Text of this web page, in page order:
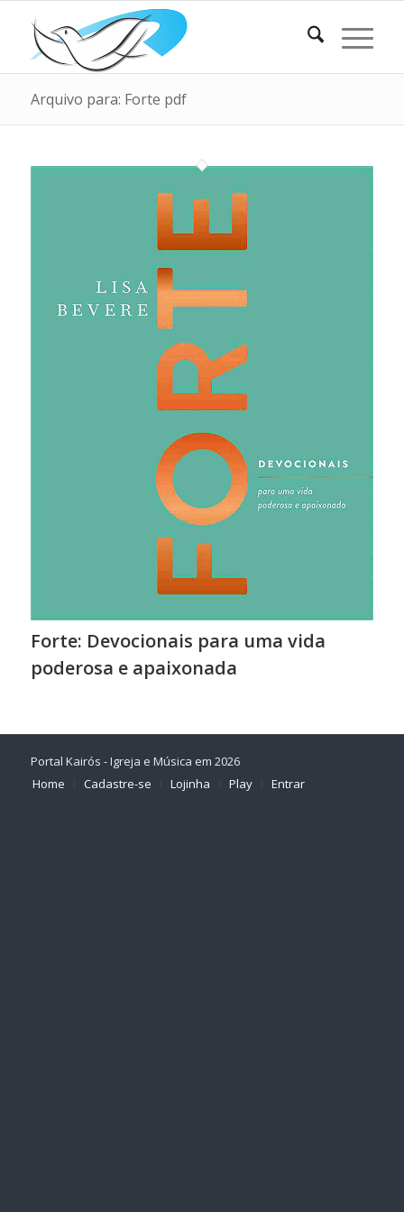
Arquivo para: Forte pdf
Forte: Devocionais para uma vida
poderosa e apaixonada
Portal Kairós - Igreja e Música em 2026
Home
Cadastre-se Lojinha Play Entrar